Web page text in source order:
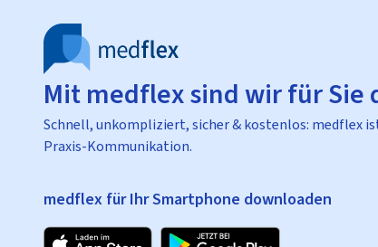
Mit medflex sind wir für Sie
Schnell, unkompliziert, sicher & kostenlos: medflex
Praxis-Kommunikation.
medflex für Ihr Smartphone downloaden